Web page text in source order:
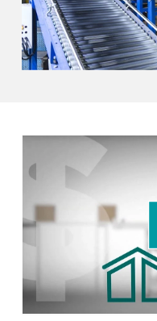
We use a third
content that may
Please review the
to watch this video.